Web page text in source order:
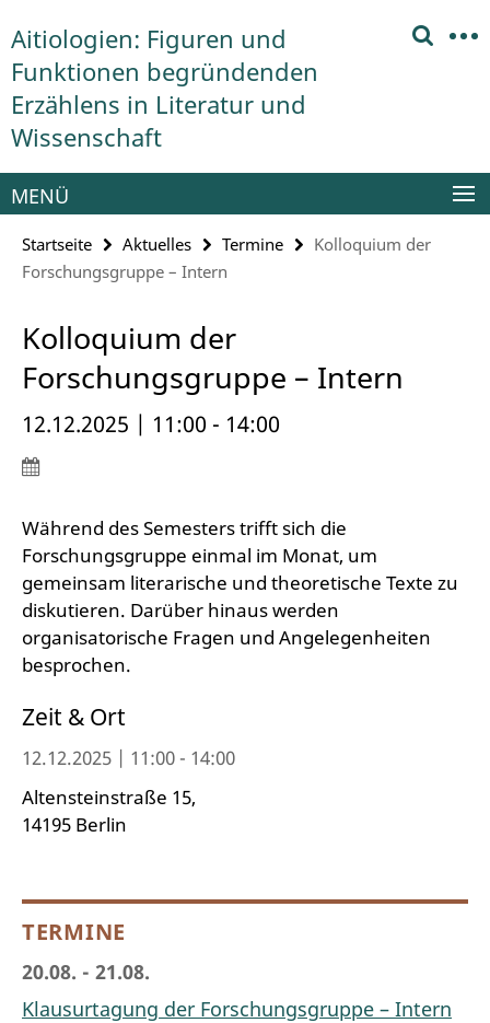
direkt
zu
Inhalt
Aitiologien: Figuren und
Funktionen begründenden
Erzählens in Literatur und
Wissenschaft
Service-
Navigation
MENÜ
Startseite Aktuelles Termine
Kolloquium der
Forschungsgruppe – Intern
Kolloquium der
Forschungsgruppe – Intern
12.12.2025 | 11:00 - 14:00
Während des Semesters trifft sich die
Forschungsgruppe einmal im Monat, um
gemeinsam literarische und theoretische Texte zu
diskutieren. Darüber hinaus werden
organisatorische Fragen und Angelegenheiten
besprochen.
Zeit & Ort
12.12.2025 | 11:00 - 14:00
Altensteinstraße 15,
14195 Berlin
TERMINE
20.08. - 21.08.
Klausurtagung der Forschungsgruppe – Intern